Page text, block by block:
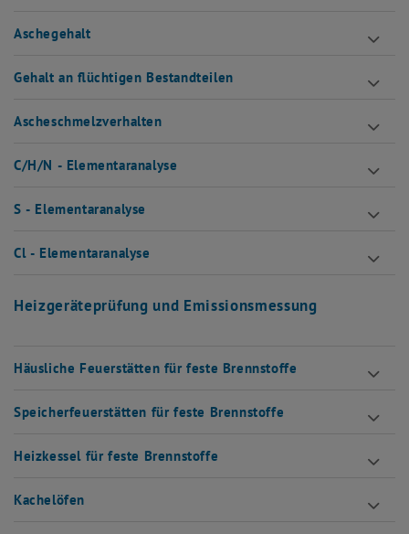
Aschegehalt
Gehalt an flüchtigen Bestandteilen
Ascheschmelzverhalten
C/H/N - Elementaranalyse
S - Elementaranalyse
Cl - Elementaranalyse
Heizgeräteprüfung und Emissionsmessung
Häusliche Feuerstätten für feste Brennstoffe
Speicherfeuerstätten für feste Brennstoffe
Heizkessel für feste Brennstoffe
Kachelöfen